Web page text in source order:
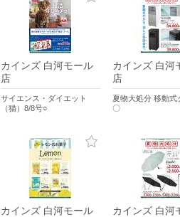
カインズ 白河モール
店
サイエンス・ダイエット
（猫）8/8号○
カインズ 白河
店
夏物大処分 移動式
〇
カインズ 白河モール
カインズ 白河